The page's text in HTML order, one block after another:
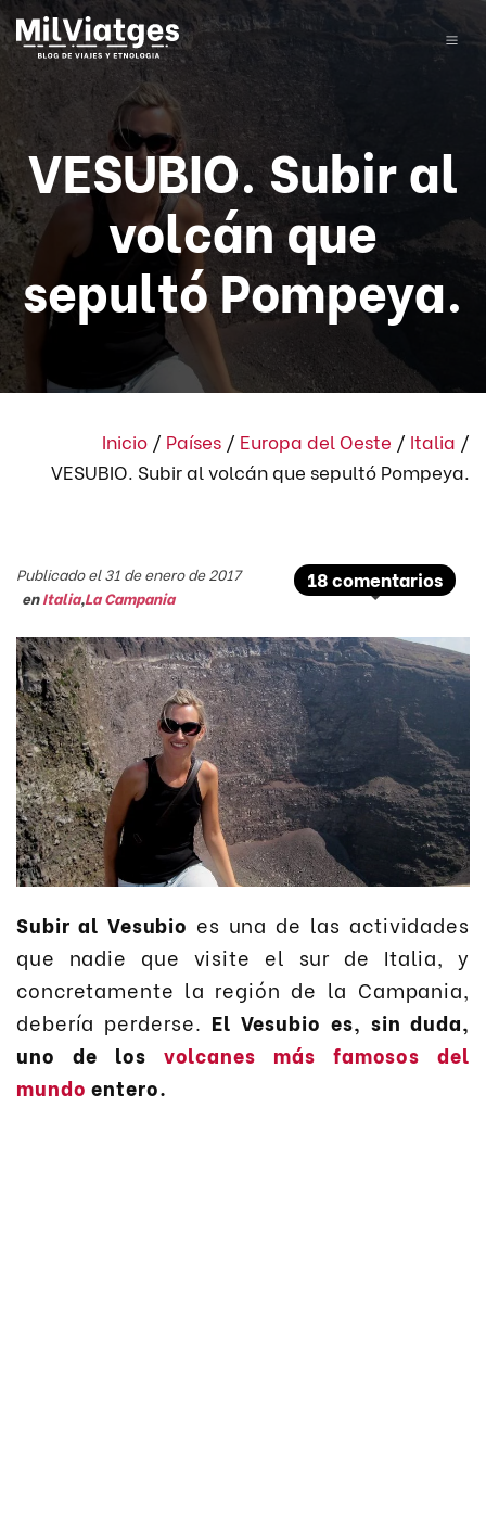
VESUBIO. Subir al
volcán que
sepultó Pompeya.
Inicio / Países / Europa del Oeste / Italia /
VESUBIO. Subir al volcán que sepultó Pompeya.
18 comentarios
Publicado el 31 de enero de 2017
enItalia,La Campania
Subir al Vesubio es una de las actividades
que nadie que visite el sur de Italia, y
concretamente la región de la Campania,
debería perderse. El Vesubio es, sin duda,
uno de los volcanes más famosos del
mundo entero.